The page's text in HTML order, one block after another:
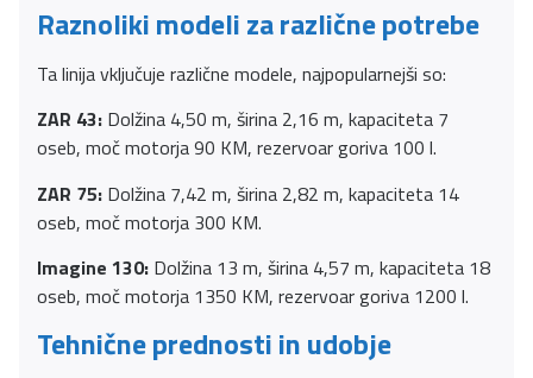
Raznoliki modeli za različne potrebe
Ta linija vključuje različne modele, najpopularnejši so:
ZAR 43: Dolžina 4,50 m, širina 2,16 m, kapaciteta 7
oseb, moč motorja 90 KM, rezervoar goriva 100 l.
ZAR 75: Dolžina 7,42 m, širina 2,82 m, kapaciteta 14
oseb, moč motorja 300 KM.
Imagine 130: Dolžina 13 m, širina 4,57 m, kapaciteta 18
oseb, moč motorja 1350 KM, rezervoar goriva 1200 l.
Tehnične prednosti in udobje